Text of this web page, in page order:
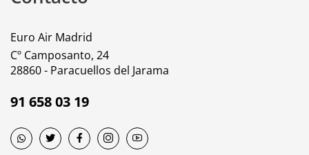
Euro Air Madrid
Cº Camposanto, 24
28860 - Paracuellos del Jarama
91 658 03 19